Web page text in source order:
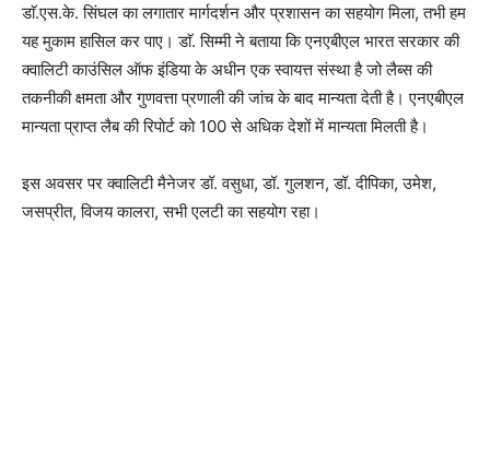
डाॅ.एस.के. सिंघल का लगातार मार्गदर्शन और प्रशासन का सहयोग मिला, तभी हम
यह मुकाम हासिल कर पाए। डाॅ. सिम्मी ने बताया कि एनएबीएल भारत सरकार की
क्वालिटी काउंसिल ऑफ इंडिया के अधीन एक स्वायत्त संस्था है जो लैब्स की
तकनीकी क्षमता और गुणवत्ता प्रणाली की जांच के बाद मान्यता देती है। एनएबीएल
मान्यता प्राप्त लैब की रिपोर्ट को 100 से अधिक देशों में मान्यता मिलती है।
इस अवसर पर क्वालिटी मैनेजर डॉ. वसुधा, डॉ. गुलशन, डॉ. दीपिका, उमेश,
जसप्रीत, विजय कालरा, सभी एलटी का सहयोग रहा।